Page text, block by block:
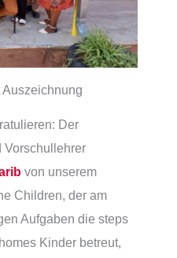
Auszeichnung
Der
Vorschullehrer
von unserem
Children, der am
Aufgaben die steps
Kinder betreut,